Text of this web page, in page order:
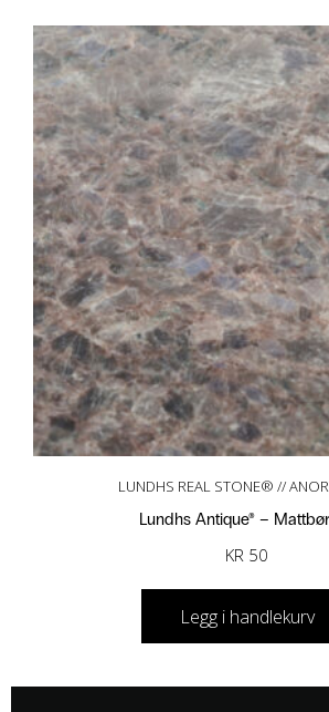
LUNDHS REAL STONE® //
Lundhs Antique® –
KR 50
Legg i handlekurv